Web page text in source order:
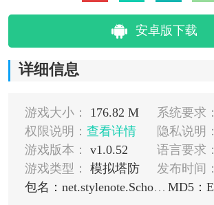
安卓版下载
详细信息
游戏大小： 176.82 M 系统要求：
权限说明： 查看详情 隐私说明：
游戏版本：
v1.0.52 语言要求：
游戏类型：
模拟塔防 发布时间：
包名：net.stylenote.SchoolOutSimulator2